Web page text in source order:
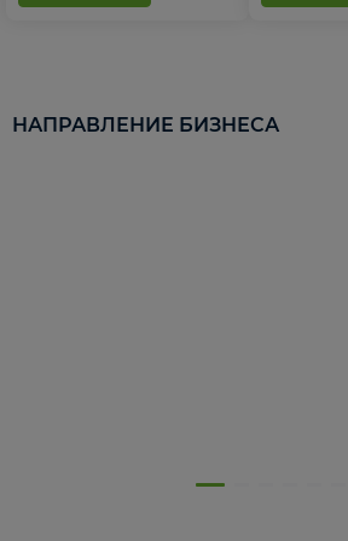
НАПРАВЛЕНИЕ БИЗНЕСА